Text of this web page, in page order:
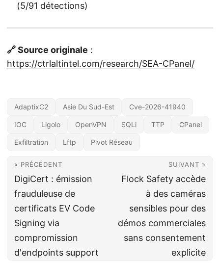
(5/91 détections)
🔗 Source originale :
https://ctrlaltintel.com/research/SEA-CPanel/
AdaptixC2 Asie Du Sud-Est Cve-2026-41940
IOC Ligolo OpenVPN SQLi TTP CPanel
Exfiltration Lftp Pivot Réseau
« PRÉCÉDENT
DigiCert : émission
frauduleuse de
certificats EV Code
Signing via
compromission
d'endpoints support
SUIVANT »
Flock Safety accède
à des caméras
sensibles pour des
démos commerciales
sans consentement
explicite